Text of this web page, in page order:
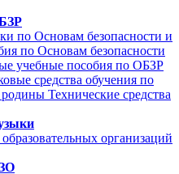
по Основам безопасности и
по Основам безопасности
учебные пособия по ОБЗР
средства обучения по
родины Технические средства
организаций